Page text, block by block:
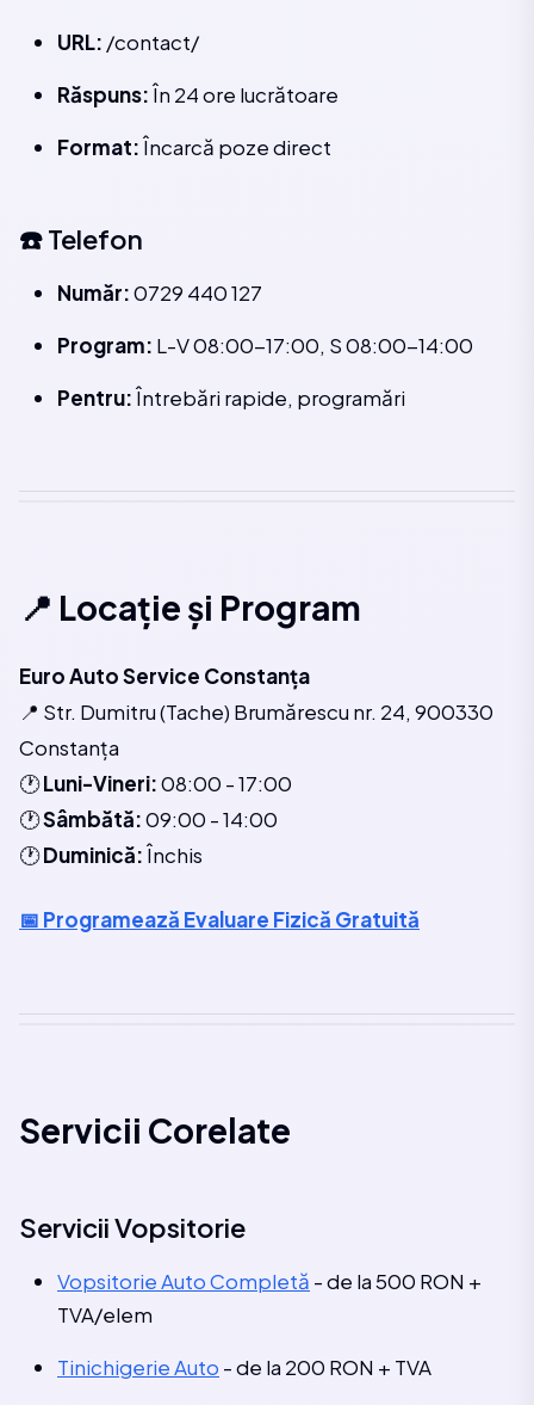
URL: /contact/
Răspuns:În 24 ore lucrătoare
Format:Încarcă poze direct
☎️ Telefon
Număr:0729 440 127
Program: L-V 08:00-17:00, S 08:00-14:00
Pentru:Întrebări rapide, programări
📍 Locație și Program
Euro Auto Service Constanța
📍 Str. Dumitru (Tache) Brumărescu nr. 24, 900330
Constanța
🕐Luni-Vineri:08:00 - 17:00
🕐Sâmbătă:09:00 - 14:00
🕐Duminică:Închis
📅 Programează Evaluare Fizică Gratuită
Servicii Corelate
Servicii Vopsitorie
Vopsitorie Auto Completă - de la 500 RON +
TVA/elem
Tinichigerie Auto - de la 200 RON + TVA